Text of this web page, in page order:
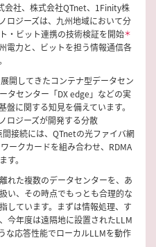
会社、株式会社QTnet、1Finity株
ロジーズは、九州地域において分
・ビット連携の技術検証を開始＊
電力と、ビットを担う情報通信各
開してきたコンテナ型データセン
タセンター「DX edge」などの実
に関する知見を備えています。
ロジーズが開発する分散
接続には、QTnetの光ファイバ網
ークカードを組み合わせ、RDMA
。
れた複数のデータセンターを、あ
い、その時点でもっとも合理的な
しています。まずは情報処理、す
今年度は遠隔地に設置されたLLM
な応答性能でローカルLLMを動作